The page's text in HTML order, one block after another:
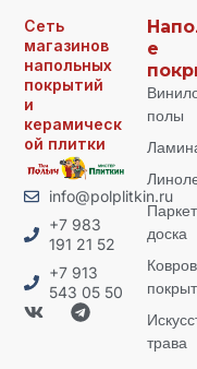
Сеть
магазинов
напольных
покрытий
и
керамическ
ой плитки
info@polplitkin.ru
+7 983
191 21 52
+7 913
543 05 50
е
полы
доска
трава